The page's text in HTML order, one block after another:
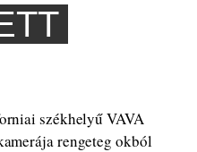
székhelyű VAVA
rengeteg okból